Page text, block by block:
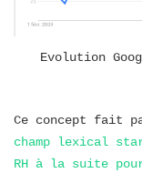
Evolution
Ce concept fait
champ lexical
RH à la suite